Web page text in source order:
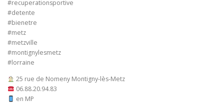
#recuperationsportive
#detente
#bienetre
#metz
#metzville
#montignylesmetz
#lorraine
25 rue de Nomeny Montigny-lès-Metz
06.88.20.94.83
en MP